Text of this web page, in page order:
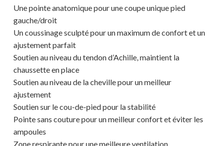
Votre panier est vide.
Une pointe anatomique pour une coupe unique pied
gauche/droit
Un coussinage sculpté pour un maximum de confort et un
ajustement parfait
Soutien au niveau du tendon d’Achille, maintient la
chaussette en place
Soutien au niveau de la cheville pour un meilleur
ajustement
Soutien sur le cou-de-pied pour la stabilité
Pointe sans couture pour un meilleur confort et éviter les
ampoules
Zone respirante pour une meilleure ventilation